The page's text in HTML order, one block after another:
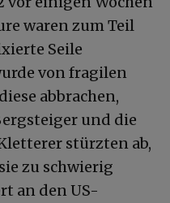
waren zum Teil
Seile
von fragilen
abbrachen,
und die
stürzten ab,
zu schwierig
an den US-